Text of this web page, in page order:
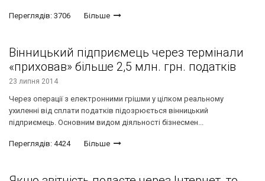
Переглядів: 3706 Більше
Вінницький підприємець через термінали
«приховав» більше 2,5 млн. грн. податків
23 липня 2014
Через операції з електронними грішми у цілком реальному
ухиленні від сплати податків підозрюється вінницький
підприємець. Основним видом діяльності бізнесмен...
Переглядів: 4424 Більше